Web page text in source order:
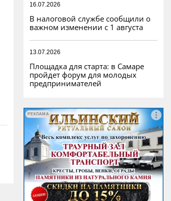
16.07.2026
В налоговой службе сообщили о
важном изменении с 1 августа
13.07.2026
Площадка для старта: в Самаре
пройдет форум для молодых
предпринимателей
РЕКЛАМА